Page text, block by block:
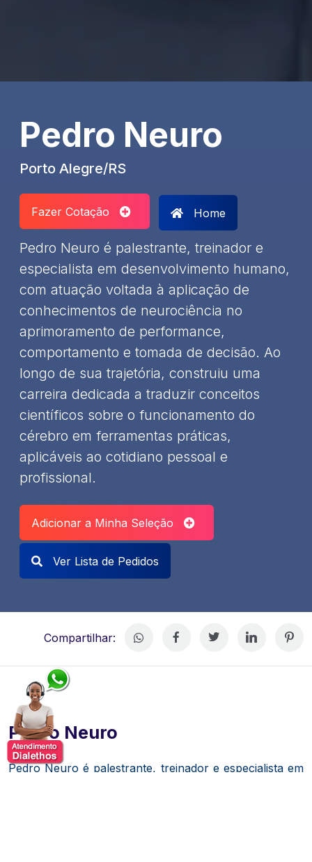
Pedro Neuro
Porto Alegre/RS
Fazer Cotação Home
Pedro Neuro é palestrante, treinador e
especialista em desenvolvimento humano,
com atuação voltada à aplicação de
conhecimentos de neurociência no
aprimoramento de performance,
comportamento e tomada de decisão. Ao
longo de sua trajetória, construiu uma
carreira dedicada a traduzir conceitos
científicos sobre o funcionamento do
cérebro em ferramentas práticas,
aplicáveis ao cotidiano pessoal e
profissional.
Adicionar a Minha Seleção
Ver Lista de Pedidos
Compartilhar:
Pedro Neuro
Pedro Neuro é palestrante, treinador e especialista em